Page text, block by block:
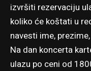
izvršiti rezervaciju
koliko će koštati u
navesti ime,
Na dan koncerta
ulazu po ceni od